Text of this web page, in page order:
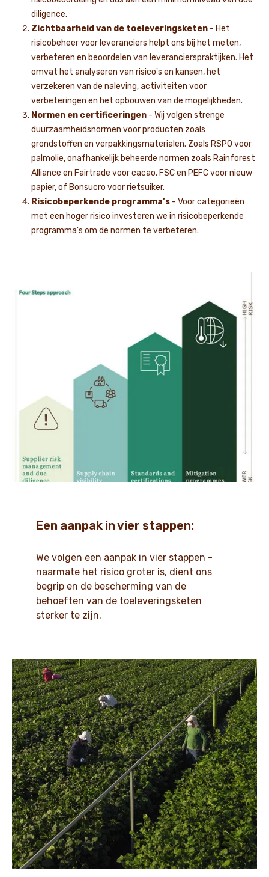
diligence.
Zichtbaarheid van de toeleveringsketen - Het
risicobeheer voor leveranciers helpt ons bij het meten,
verbeteren en beoordelen van leverancierspraktijken. Het
omvat het analyseren van risico's en kansen, het
verzekeren van de naleving, activiteiten voor
verbeteringen en het opbouwen van de mogelijkheden.
Normen en certificeringen - Wij volgen strenge
duurzaamheidsnormen voor producten zoals
grondstoffen en verpakkingsmaterialen. Zoals RSPO voor
palmolie, onafhankelijk beheerde normen zoals Rainforest
Alliance en Fairtrade voor cacao, FSC en PEFC voor nieuw
papier, of Bonsucro voor rietsuiker.
Risicobeperkende programma’s - Voor categorieën
met een hoger risico investeren we in risicobeperkende
programma's om de normen te verbeteren.
Een aanpak in vier stappen:
We volgen een aanpak in vier stappen -
naarmate het risico groter is, dient ons
begrip en de bescherming van de
behoeften van de toeleveringsketen
sterker te zijn.